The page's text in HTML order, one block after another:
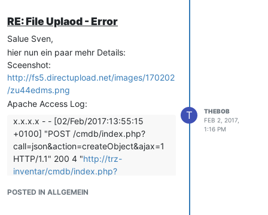
RE: File Uplaod - Error
Salue Sven,
hier nun ein paar mehr Details:
Sceenshot:
http://fs5.directupload.net/images/170202
/zu44edms.png
Apache Access Log:
x.x.x.x - - [02/Feb/2017:13:55:15
+0100] "POST /cmdb/index.php?
call=json&action=createObject&ajax=1
HTTP/1.1" 200 4 "http://trz-
inventar/cmdb/index.php?
&viewMode=1002&objTypeID=10&edit
POSTED IN ALLGEMEIN
T
THEBOB
FEB 2, 2017,
1:16 PM